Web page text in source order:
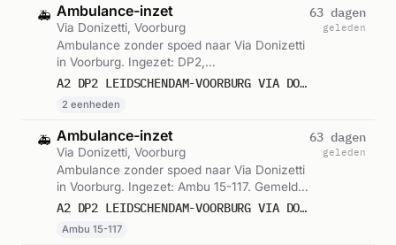
🚑 Ambulance-inzet
Via Donizetti, Voorburg
Ambulance zonder spoed naar Via Donizetti
in Voorburg. Ingezet: DP2,
Voorwaardescheppend. Gemeld om 12:06. A2 DP2 LEIDSCHENDAM-VOORBURG VIA DONIZETTI VOORB VWS 15138
2 eenheden
63 dagen
geleden
🚑 Ambulance-inzet
Via Donizetti, Voorburg
Ambulance zonder spoed naar Via Donizetti
in Voorburg. Ingezet: Ambu 15-117. Gemeld
om 12:25.
A2 DP2 LEIDSCHENDAM-VOORBURG VIA DONIZETTI VOORB VWS 15117
Ambu 15-117
63 dagen
geleden